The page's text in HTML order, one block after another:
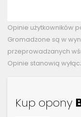
Opinie użytkowników
Gromadzone są w
przeprowadzanych
Opinie stanowią
Kup opony